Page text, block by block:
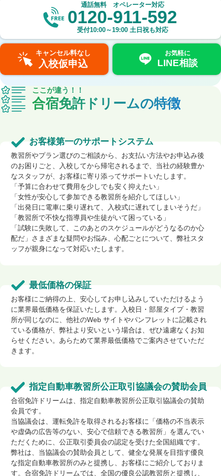
通話無料 オペレーター対応
0120-911-592
受付10:00～19:00 土日祝も対応
キャンセル料なし
入校仮申込
お気軽に
LINE相談
ここが違う！！
合宿免許ドリームの特徴
お客様第一のサポートシステム
教習所やプラン選びのご相談から、お支払い方法やお申込み後
のお困りごと、入校してから帰宅されるまで、当社の経験豊か
なスタッフが、お客様に寄り添ってサポートいたします。
「予算に合わせて費用を少しでも安く抑えたい」
「女性が安心して参加できる教習所を紹介してほしい」
「出発日に電車に乗り遅れて、入校式に遅れてしまいそうだ」
「教習所で不快な指導員や生徒がいて困っている」
「試験に失敗して、このあとのスケジュールがどうなるのか心
配だ」さまざまな疑問やお悩み、心配ごとについて、弊社スタ
ッフが親身になって対応いたします。
最低価格の保証
お客様にご納得の上、安心してお申し込みしていただけるよう
に業界最低価格を保証いたします。入校日・部屋タイプ・教習
所が同じなのに、他社のWeb サイトやパンフレットに記載され
ている価格が、弊社より安いという場合は、ぜひ遠慮なくお知
らせください。あらためて業界最低価格でご案内させていただ
きます。
指定自動車教習所公正取引協議会の賛助会員
合宿免許ドリームは、指定自動車教習所公正取引協議会の賛助
会員です。
当協議会は、運転免許を取得されるお客様に「価格の不当表示
や虚偽の広告等のない、安心で信頼できる教習所」を選んでい
ただくために、公正取引委員会の認定を受けた全国組織です。
弊社は、当協議会の賛助会員として、健全な発展を目指す優良
な指定自動車教習所のみと提携し、お客様にご紹介しておりま
す。合宿免許ドリームでは、全国の優良公認教習所と提携し、